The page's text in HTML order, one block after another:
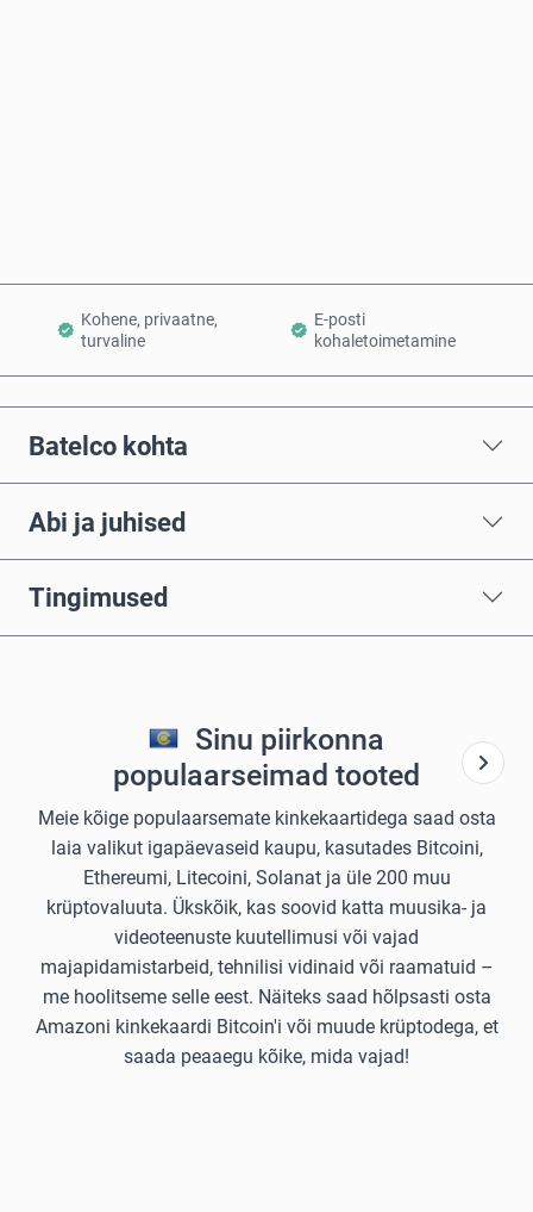
Kohene, privaatne,
turvaline
E-posti
kohaletoimetamine
Batelco kohta
Abi ja juhised
Tingimused
Sinu piirkonna
populaarseimad tooted
Meie kõige populaarsemate kinkekaartidega saad osta
laia valikut igapäevaseid kaupu, kasutades Bitcoini,
Ethereumi, Litecoini, Solanat ja üle 200 muu
krüptovaluuta. Ükskõik, kas soovid katta muusika- ja
videoteenuste kuutellimusi või vajad
majapidamistarbeid, tehnilisi vidinaid või raamatuid –
me hoolitseme selle eest. Näiteks saad hõlpsasti osta
Amazoni kinkekaardi Bitcoin'i või muude krüptodega, et
saada peaaegu kõike, mida vajad!